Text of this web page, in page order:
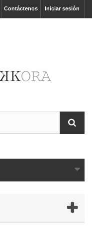
Iniciar sesión
Contáctenos